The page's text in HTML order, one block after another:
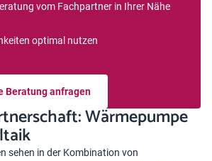
vom Fachpartner in Ihrer Nähe
optimal nutzen
Beratung anfragen
Wärmepumpe
sehen in der Kombination von